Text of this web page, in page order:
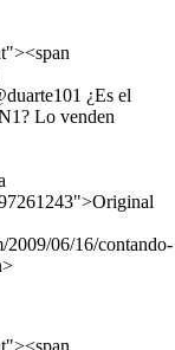
¿Es el
Lo venden
2009/06/16/contando-